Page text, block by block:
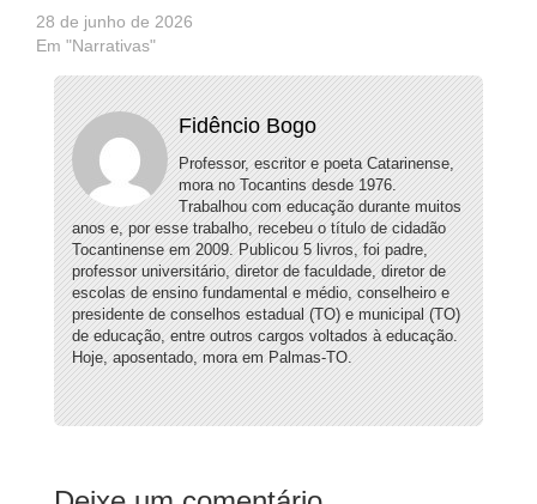
28 de junho de 2026
Em "Narrativas"
Fidêncio Bogo
Professor, escritor e poeta Catarinense,
mora no Tocantins desde 1976.
Trabalhou com educação durante muitos
anos e, por esse trabalho, recebeu o título de cidadão
Tocantinense em 2009. Publicou 5 livros, foi padre,
professor universitário, diretor de faculdade, diretor de
escolas de ensino fundamental e médio, conselheiro e
presidente de conselhos estadual (TO) e municipal (TO)
de educação, entre outros cargos voltados à educação.
Hoje, aposentado, mora em Palmas-TO.